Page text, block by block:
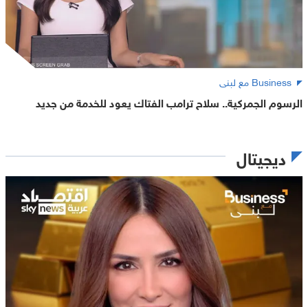
Business مع لبنى
الرسوم الجمركية.. سلاح ترامب الفتاك يعود للخدمة من جديد
ديجيتال